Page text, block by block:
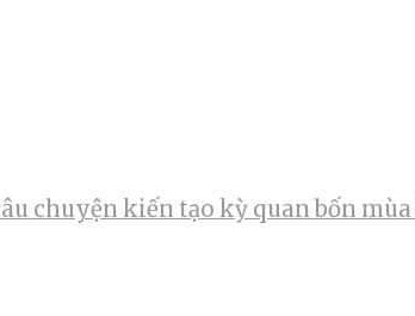
chuyện kiến tạo kỳ quan bốn